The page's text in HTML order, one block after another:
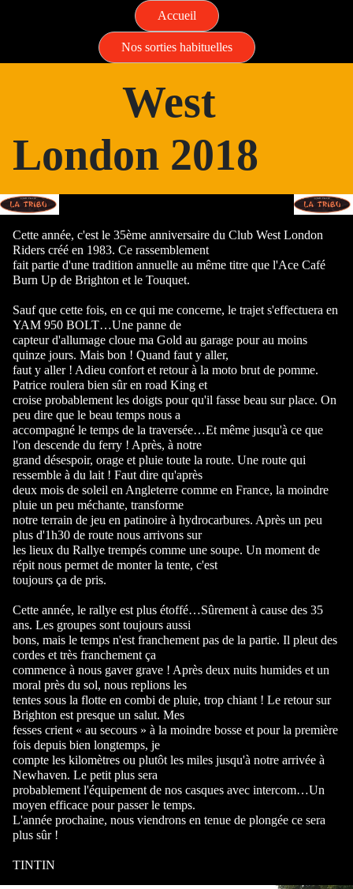
Accueil
Nos sorties habituelles
West
London 2018
Cette année, c'est le 35ème anniversaire du Club West London
Riders créé en 1983. Ce rassemblement
fait partie d'une tradition annuelle au même titre que l'Ace Café
Burn Up de Brighton et le Touquet.
Sauf que cette fois, en ce qui me concerne, le trajet s'effectuera en
YAM 950 BOLT…Une panne de
capteur d'allumage cloue ma Gold au garage pour au moins
quinze jours. Mais bon ! Quand faut y aller,
faut y aller ! Adieu confort et retour à la moto brut de pomme.
Patrice roulera bien sûr en road King et
croise probablement les doigts pour qu'il fasse beau sur place. On
peu dire que le beau temps nous a
accompagné le temps de la traversée…Et même jusqu'à ce que
l'on descende du ferry ! Après, à notre
grand désespoir, orage et pluie toute la route. Une route qui
ressemble à du lait ! Faut dire qu'après
deux mois de soleil en Angleterre comme en France, la moindre
pluie un peu méchante, transforme
notre terrain de jeu en patinoire à hydrocarbures. Après un peu
plus d'1h30 de route nous arrivons sur
les lieux du Rallye trempés comme une soupe. Un moment de
répit nous permet de monter la tente, c'est
toujours ça de pris.
Cette année, le rallye est plus étoffé…Sûrement à cause des 35
ans. Les groupes sont toujours aussi
bons, mais le temps n'est franchement pas de la partie. Il pleut des
cordes et très franchement ça
commence à nous gaver grave ! Après deux nuits humides et un
moral près du sol, nous replions les
tentes sous la flotte en combi de pluie, trop chiant ! Le retour sur
Brighton est presque un salut. Mes
fesses crient « au secours » à la moindre bosse et pour la première
fois depuis bien longtemps, je
compte les kilomètres ou plutôt les miles jusqu'à notre arrivée à
Newhaven. Le petit plus sera
probablement l'équipement de nos casques avec intercom…Un
moyen efficace pour passer le temps.
L'année prochaine, nous viendrons en tenue de plongée ce sera
plus sûr !
TINTIN